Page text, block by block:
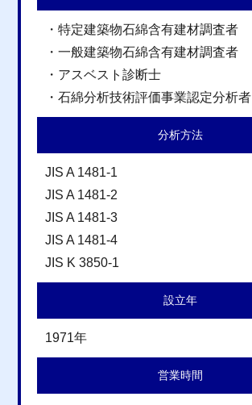
・特定建築物石綿含有建材調査者
・一般建築物石綿含有建材調査者
・アスベスト診断士
・石綿分析技術評価事業認定分析者
分析方法
JIS A 1481-1
JIS A 1481-2
JIS A 1481-3
JIS A 1481-4
JIS K 3850-1
設立年
1971年
営業時間